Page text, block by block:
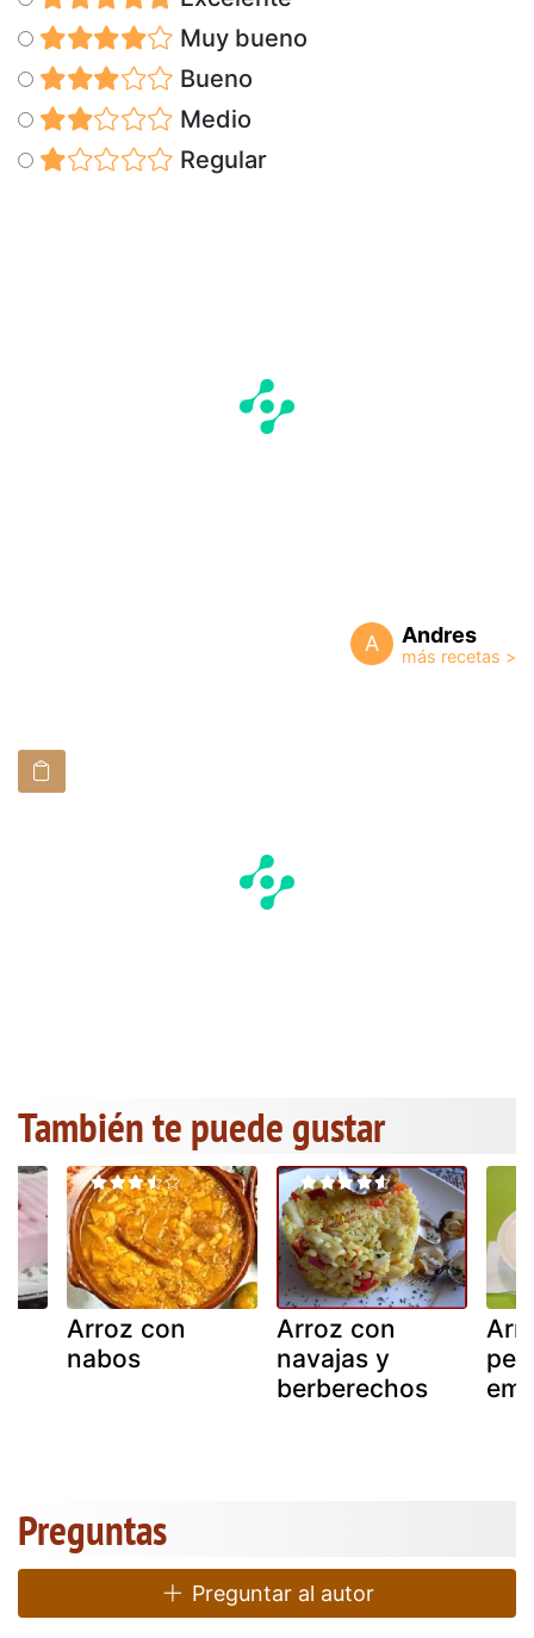
Muy bueno
Bueno
Medio
Regular
A Andres
También te puede gustar
Arroz con
nabos
Arroz con
navajas y
berberechos
Preguntas
Preguntar al autor